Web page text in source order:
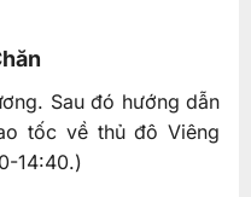
Sau đó hướng dẫn
tốc về thủ đô Viêng
14:40.)